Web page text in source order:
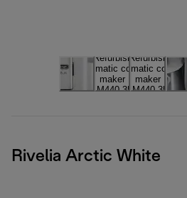
Rivelia Arctic White